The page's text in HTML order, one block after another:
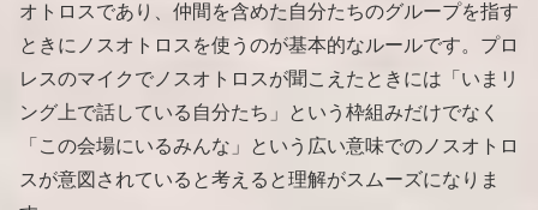
オトロスであり、仲間を含めた自分たちのグループを指す
ときにノスオトロスを使うのが基本的なルールです。プロ
レスのマイクでノスオトロスが聞こえたときには「いまリ
ング上で話している自分たち」という枠組みだけでなく
「この会場にいるみんな」という広い意味でのノスオトロ
スが意図されていると考えると理解がスムーズになりま